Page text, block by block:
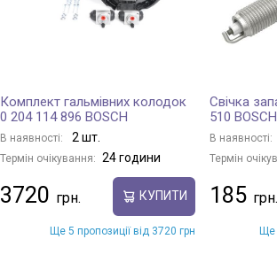
Комплект гальмівних колодок
0 204 114 896 BOSCH
В наявності: 2 шт.
Термін очікування: 24 години
3720 КУПИТИ
Ще 5 пропозиції від 3720 грн
Свічка
510 BOSCH
В наявності:
Термін
185
Ще